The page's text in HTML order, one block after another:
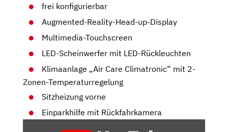
frei konfigurierbar
Augmented-Reality-Head-up-Display
Multimedia-Touchscreen
LED-Scheinwerfer mit LED-Rückleuchten
Klimaanlage „Air Care Climatronic“ mit 2-
Zonen-Temperaturregelung
Sitzheizung vorne
Einparkhilfe mit Rückfahrkamera